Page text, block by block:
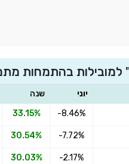
למובילות בהתמחות
יוני שנה
-8.46%
33.15%
-7.72%
30.54%
-2.17%
30.03%